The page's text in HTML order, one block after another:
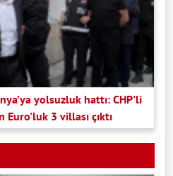
yolsuzluk hattı: CHP'li
Euro'luk 3 villası çıktı